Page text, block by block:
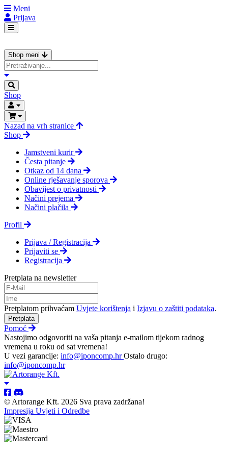
Meni
Prijava
Shop meni
Shop
Nazad na vrh stranice
Shop
Jamstveni kurir
Česta pitanje
Otkaz od 14 dana
Online rješavanje sporova
Obavijest o privatnosti
Načini prejema
Načini plačila
Profil
Prijava / Registracija
Prijaviti se
Registracija
Pretplata na newsletter
Pretplatom prihvaćam Uvjete korištenja i Izjavu o zaštiti podataka.
Pretplata
Pomoć
Nastojimo odgovoriti na vaša pitanja e-mailom tijekom radnog
vremena u roku od sat vremena!
U vezi garancije: info@iponcomp.hrOstalo drugo:
info@iponcomp.hr
© Artorange Kft. 2026 Sva prava zadržana!
Impresija Uvjeti i Odredbe